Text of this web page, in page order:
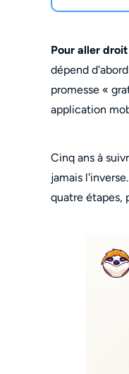
Pour aller
dépend
promesse «
application
Cinq ans à
jamais
quatre étapes,